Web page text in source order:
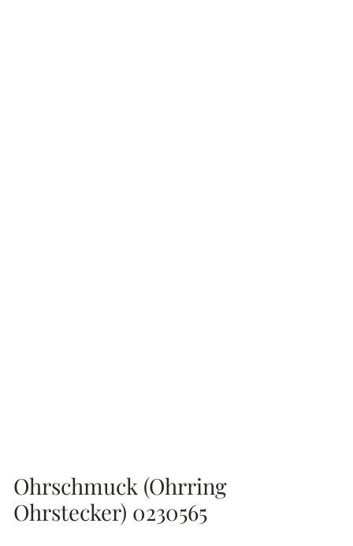
Ohrschmuck (Ohrring
Ohrstecker) 0230565